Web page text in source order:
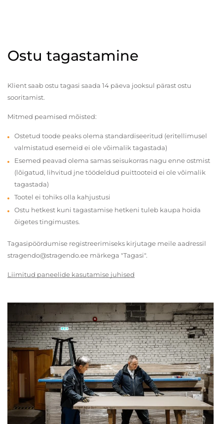
Ostu tagastamine
Klient saab ostu tagasi saada 14 päeva jooksul pärast ostu
sooritamist.
Mitmed peamised mõisted:
Ostetud toode peaks olema standardiseeritud (eritellimusel
valmistatud esemeid ei ole võimalik tagastada)
Esemed peavad olema samas seisukorras nagu enne ostmist
(lõigatud, lihvitud jne töödeldud puittooteid ei ole võimalik
tagastada)
Tootel ei tohiks olla kahjustusi
Ostu hetkest kuni tagastamise hetkeni tuleb kaupa hoida
õigetes tingimustes.
Tagasipöördumise registreerimiseks kirjutage meile aadressil
stragendo@stragendo.ee märkega "Tagasi".
Liimitud paneelide kasutamise juhised